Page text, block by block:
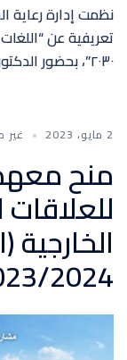
نظمت إدارة رعاية
تعريفية عن
٢٠٣٠”، بحضور الدكتور […]
2 مايو، 2023
منح
للعلاقات
2024